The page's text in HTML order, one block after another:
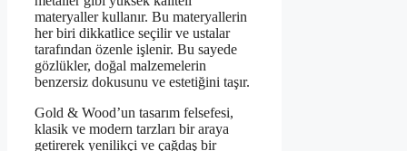
materyaller kullanır. Bu materyallerin
her biri dikkatlice seçilir ve ustalar
tarafından özenle işlenir. Bu sayede
gözlükler, doğal malzemelerin
benzersiz dokusunu ve estetiğini taşır.
Gold & Wood’un tasarım felsefesi,
klasik ve modern tarzları bir araya
getirerek yenilikçi ve çağdaş bir